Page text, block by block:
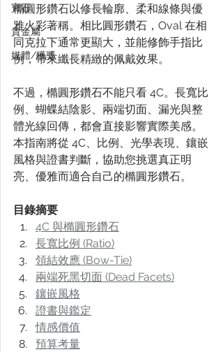
寶石
貴金屬
媒體/獲獎
橢圓形鑽石以修長輪廓、柔和線條與優
雅火彩著稱。相比圓形鑽石，Oval 在相
同克拉下通常更顯大，並能修飾手指比
例，帶來纖長精緻的佩戴效果。
不過，橢圓形鑽石不能只看 4C。長寬比
例、蝴蝶結陰影、兩端切面、漏光與整
體光線回傳，都會直接影響實際美感。
本指南將從 4C、比例、光學表現、鑲嵌
風格與證書判斷，協助您挑選真正明
亮、優雅而適合自己的橢圓形鑽石。
目錄摘要
4C 與橢圓形鑽石
長寬比例 (Ratio)
領結效應 (Bow-Tie)
兩端死黑切面 (Dead Facets)
鑲嵌風格
證書與鑑定
情感價值
預算考量